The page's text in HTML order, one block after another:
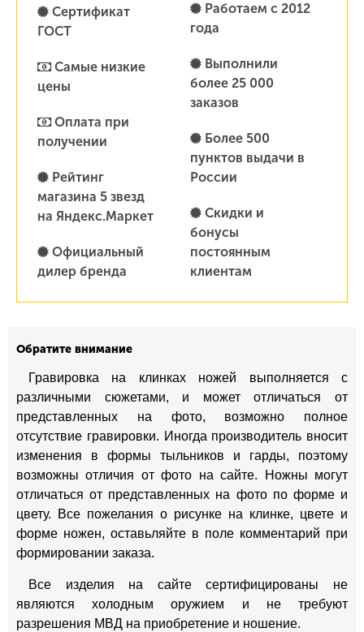
Сертификат
ГОСТ
Самые низкие
цены
Оплата при
получении
Рейтинг
магазина 5 звезд
на Яндекс.Маркет
Официальный
дилер бренда
Работаем с 2012
года
Выполнили
более 25 000
заказов
Более 500
пунктов выдачи в
России
Скидки и
бонусы
постоянным
клиентам
Обратите внимание
Гравировка на клинках ножей выполняется с
различными сюжетами, и может отличаться от
представленных на фото, возможно полное
отсутствие гравировки. Иногда производитель вносит
изменения в формы тыльников и гарды, поэтому
возможны отличия от фото на сайте. Ножны могут
отличаться от представленных на фото по форме и
цвету. Все пожелания о рисунке на клинке, цвете и
форме ножен, оставьляйте в поле комментарий при
формировании заказа.
Все изделия на сайте сертифицированы не
являются холодным оружием и не требуют
разрешения МВД на приобретение и ношение.